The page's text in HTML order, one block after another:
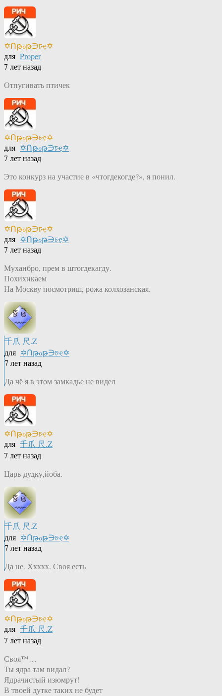
✡Ոթℴթ∋চҿ✡
для Proper
7 лет назад
Отпугивать птичек
✡Ոթℴթ∋চҿ✡
для ✡Ոթℴթ∋চҿ✡
7 лет назад
Это конкурз на участие в «чтогдекогде?», я понил.
✡Ոթℴթ∋চҿ✡
для ✡Ոթℴթ∋চҿ✡
7 лет назад
Муханбро, прем в штогдекагду.
Похихикаем
На Москву посмотриш, рожа колхозанская.
千爪 尺.Z
для ✡Ոթℴթ∋চҿ✡
7 лет назад
Да чё я в этом замкадье не видел
✡Ոթℴթ∋চҿ✡
для 千爪 尺.Z
7 лет назад
Царь-дудку,йоба.
千爪 尺.Z
для ✡Ոթℴթ∋চҿ✡
7 лет назад
Да не. Ххххх. Своя есть
✡Ոթℴթ∋চҿ✡
для 千爪 尺.Z
7 лет назад
Своя™…
Ты ядра там видал?
Ядрачистый изюмрут!
В твоей дутке таких не будет